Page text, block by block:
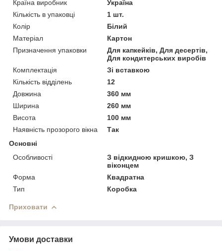
Країна виробник
Україна
Кількість в упаковці
1 шт.
Колір
Білий
Матеріал
Картон
Призначення упаковки
Для капкейків, Для десертів,
Для кондитерських виробів
Комплектація
Зі вставкою
Кількість відділень
12
Довжина
360 мм
Ширина
260 мм
Висота
100 мм
Наявність прозорого вікна
Так
Основні
Особливості
З відкидною кришкою, З
віконцем
Форма
Квадратна
Тип
Коробка
Приховати
Умови доставки